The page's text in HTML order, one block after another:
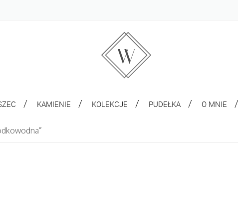
KAMIENIE KOLEKCJE PUDEŁKA O MNIE